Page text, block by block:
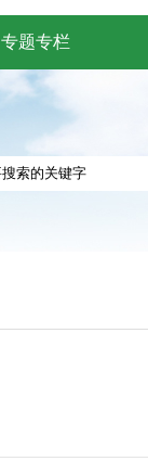
专题专栏